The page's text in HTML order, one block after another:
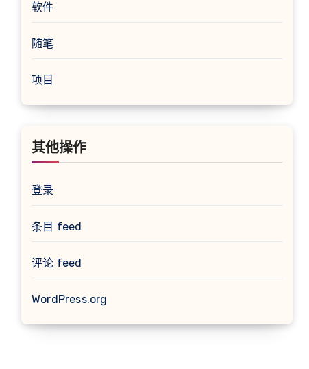
软件
随笔
项目
其他操作
登录
条目 feed
评论 feed
WordPress.org